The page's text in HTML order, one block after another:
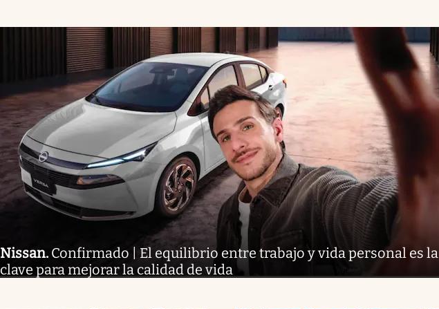
Nissan. Confirmado | El equilibrio entre trabajo y vida personal es la
clave para mejorar la calidad de vida